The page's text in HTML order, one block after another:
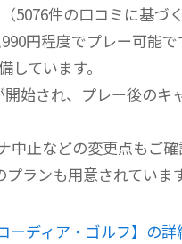
5076件の口コミに基づく
円程度でプレー可能で
ています。
始され、プレー後のキ
止などの変更点もご確
ランも用意されています
ーディア・ゴルフ】の詳